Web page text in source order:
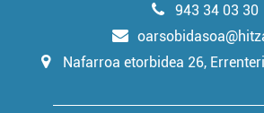
943 34 03 30
Nafarroa etorbidea 26,